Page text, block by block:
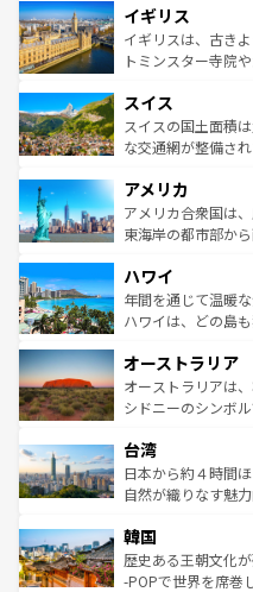
いる。シャンパン
香り高いラベンダ
らに、パリ以外の
れる地方に足を運
きるだ
を参照してほしい。
顔を持つこの国は
ルリンの文化的活
してライン川沿い
は、お酒好きな人にはぜ
ドイツ情報はコン
イギリス
イギリスは、古き
トミンスター寺院
リアごとに異なる
ティー、ビール好
戦など、本場だか
ンツ一覧を参照して
スイス
スイスの国土面積
な交通網が整備さ
の建物がそのまま
博物館もあり、ア
ことができる。国
ば市内交通費無料で観
着のスイス情報は
アメリカ
アメリカ合衆国は
東海岸の都市部か
のような巨大都市
ンメントが詰まっ
西部には大自然が
部のニューオーリ
文化が魅力。旅行
しみながら、その
ならではの贅沢な旅のスタイル
情報はコンテンツ
ハワイ
年間を通じて温暖
ハワイは、どの島
ワイ島は見逃せな
島だが、静かな自
おすすめ。エメラ
れるおもてなしの
人々、おいしいロ
ク、伝統的なフラ
ワイを、存分に味わってほしい。
はコンテンツ一覧
オーストラリア
オーストラリアは
シドニーのシンボ
リアリーフや大陸
ク）、タスマニア
ど、見どころがた
いる。アクティビ
ビング、ハイキン
い。オーストラリ
台湾
日本から約４時間
自然が織りなす魅
ン）、静ひつな山
と山間の静けさが
驚きをもたらして
韓国
歴史ある王朝文化
-POPで世界を席巻